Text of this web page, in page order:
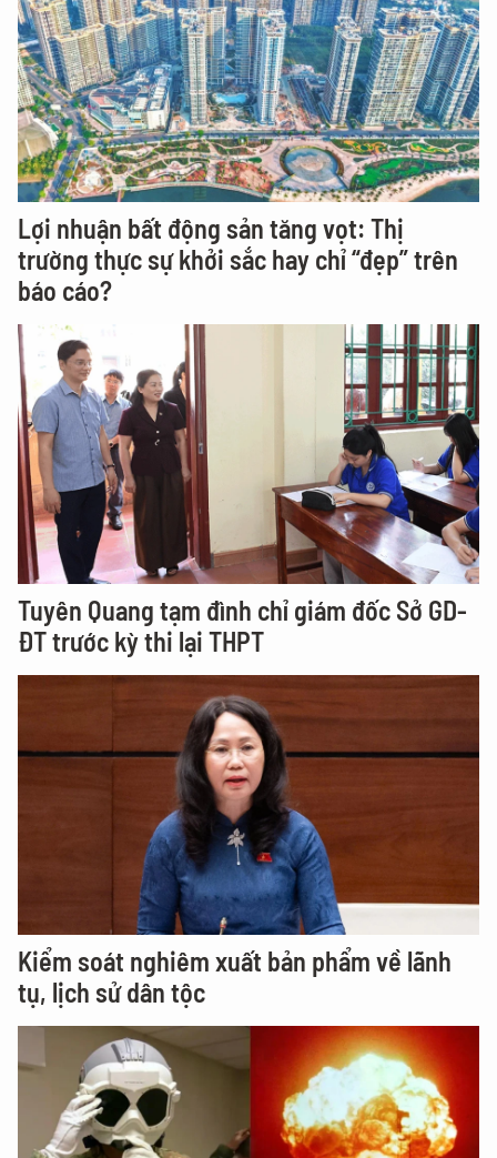
Lợi nhuận bất động sản tăng vọt: Thị
trường thực sự khởi sắc hay chỉ “đẹp” trên
báo cáo?
Tuyên Quang tạm đình chỉ giám đốc Sở GD-
ĐT trước kỳ thi lại THPT
Kiểm soát nghiêm xuất bản phẩm về lãnh
tụ, lịch sử dân tộc